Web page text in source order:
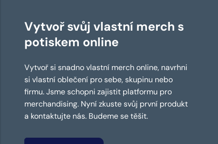
Vytvoř svůj vlastní merch s
potiskem online
Vytvoř si snadno vlastní merch online, navrhni
si vlastní oblečení pro sebe, skupinu nebo
firmu. Jsme schopni zajistit platformu pro
merchandising. Nyní zkuste svůj první produkt
a kontaktujte nás. Budeme se těšit.